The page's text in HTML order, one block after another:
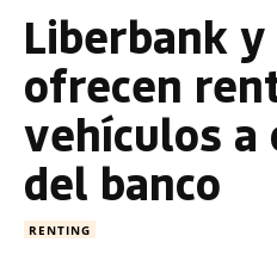
Liberbank y
ofrecen
vehículos a
del banco
RENTING